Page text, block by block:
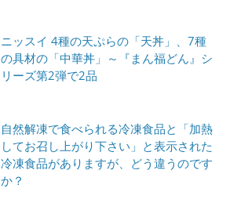
ニッスイ 4種の天ぷらの「天丼」、7種
の具材の「中華丼」～『まん福どん』シ
リーズ第2弾で2品
自然解凍で食べられる冷凍食品と「加熱
してお召し上がり下さい」と表示された
冷凍食品がありますが、どう違うのです
か？